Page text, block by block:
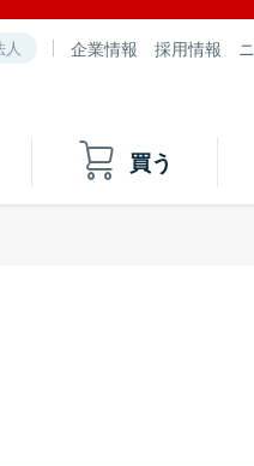
人 企業情報 採用情報
買う